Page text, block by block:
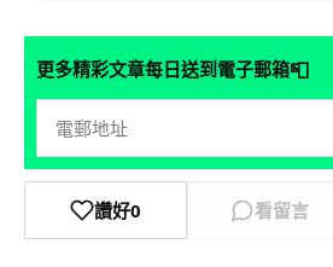
更多精彩文章每日送到電子郵箱📮
讚好0 看留言